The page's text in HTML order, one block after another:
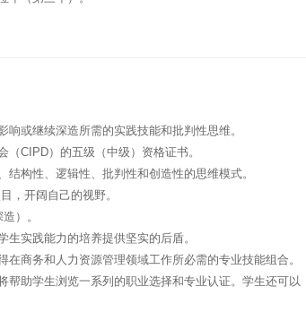
或继续深造所需的实践技能和批判性思维。
CIPD）的五级（中级）资格证书。
构性、逻辑性、批判性和创造性的思维模式。
，开阔自己的视野。
）。
实践能力的培养提供坚实的后盾。
商务和人力资源管理领域工作所必需的专业技能组合。
助学生浏览一系列的职业选择和专业认证。学生还可以